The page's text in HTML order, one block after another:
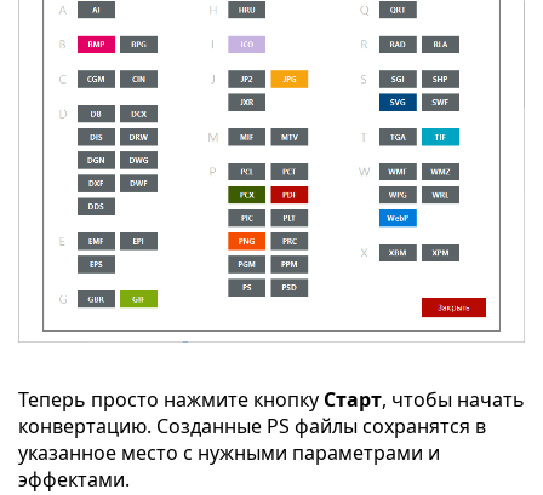
Теперь просто нажмите кнопку Старт, чтобы начать
конвертацию. Созданные PS файлы сохранятся в
указанное место с нужными параметрами и
эффектами.